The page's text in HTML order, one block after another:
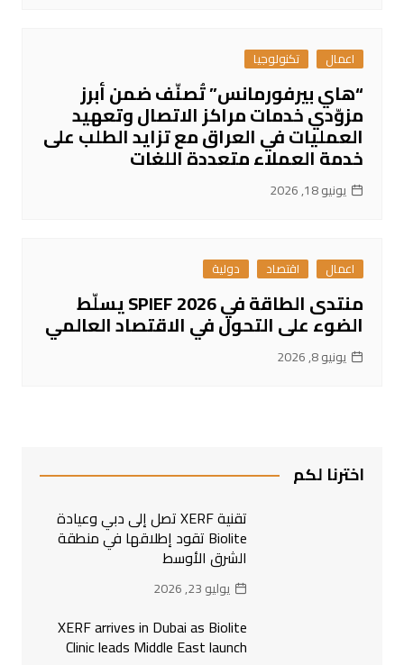
اعمال تكنولوجيا
“هاي بيرفورمانس” تُصنّف ضمن أبرز
مزوّدي خدمات مراكز الاتصال وتعهيد
العمليات في العراق مع تزايد الطلب على
خدمة العملاء متعددة اللغات
يونيو 18, 2026
اعمال اقتصاد دولية
منتدى الطاقة في SPIEF 2026 يسلّط
الضوء على التحول في الاقتصاد العالمي
يونيو 8, 2026
اخترنا لكم
تقنية XERF تصل إلى دبي وعيادة
Biolite تقود إطلاقها في منطقة
الشرق الأوسط
يوليو 23, 2026
XERF arrives in Dubai as Biolite
Clinic leads Middle East launch